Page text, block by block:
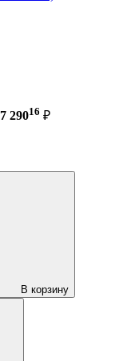
7 29016 ₽
В корзину